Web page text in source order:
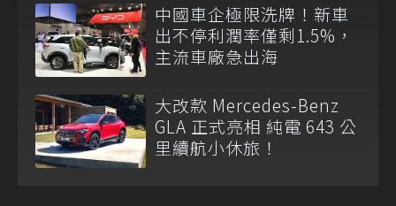
中國車企極限洗牌！新車
出不停利潤率僅剩1.5%，
主流車廠急出海
大改款 Mercedes-Benz
GLA 正式亮相 純電 643 公
里續航小休旅！